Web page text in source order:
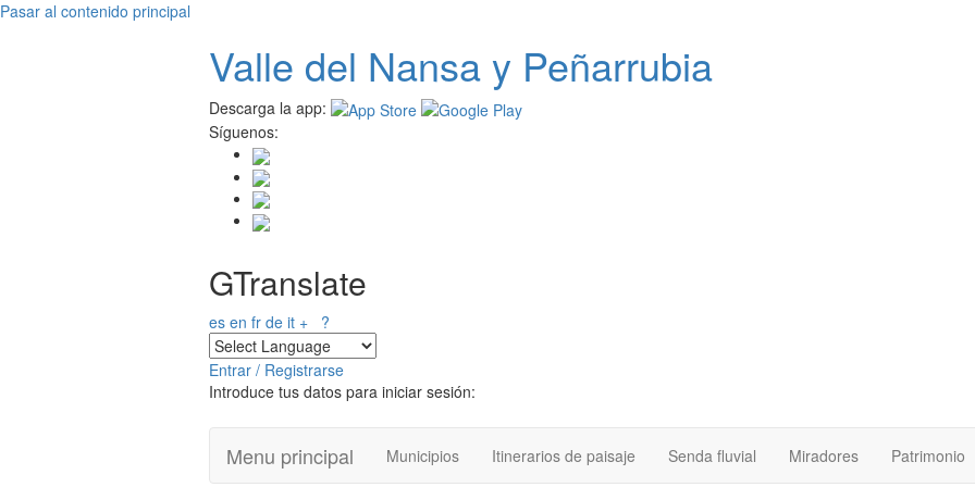
Pasar al contenido principal
Valle del Nansay Peñarrubia
Descarga la app:
Síguenos:
GTranslate
es en fr de it + ?
Entrar / Registrarse
Introduce tus datos para iniciar sesión:
Menu principal Municipios Itinerarios de paisaje Senda fluvial Miradores Patrimonio